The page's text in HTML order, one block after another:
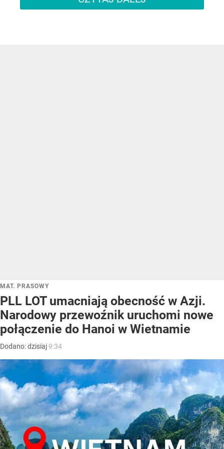
MAT. PRASOWY
PLL LOT umacniają obecność w Azji.
Narodowy przewoźnik uruchomi nowe
połączenie do Hanoi w Wietnamie
Dodano:dzisiaj9:34